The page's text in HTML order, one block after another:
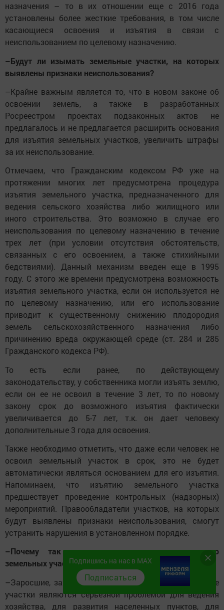
назначения – то в их отношении еще с 2016 года
установлены более жесткие требования, в том числе
касающиеся освоения и изъятия в связи с
неиспользованием по целевому назначению.
–Будут ли изымать земельные участки, на которых
выявлены признаки неиспользования?
–Крайне важным является то, что в новом законе об
освоении земель, а также в разработанных
Росреестром проектах подзаконных актов не
предлагалось и не предлагается расширить основания
для изъятия земельных участков, увеличить штрафы
за их неиспользование.
Отмечаем, что Гражданским кодексом РФ уже на
протяжении многих лет предусмотрена процедура
изъятия земельного участка, предназначенного для
ведения сельского хозяйства либо жилищного или
иного строительства. Это возможно в случае его
неиспользования по целевому назначению в течение
трех лет (при условии отсутствия обстоятельств,
связанных с его освоением, а также стихийными
бедствиями). Данный механизм введен еще в 1995
году. С этого же времени предусмотрена возможность
изъятия земельного участка, если он используется не
по целевому назначению, или его использование
приводит к существенному снижению плодородия
земель сельскохозяйственного назначения либо
причинению вреда окружающей среде (ст. 284 и 285
Гражданского кодекса РФ).
То есть если ранее, по действующему
законодательству, у собственника могли изъять землю,
если он ее не освоил в течение 3 лет, то по новому
закону срок до возможного изъятия фактически
увеличивается до 5-7 лет, т.к. он дает человеку
дополнительные 3 года для освоения.
Также необходимо отметить, что даже если человек не
освоил земельный участок в срок, это не будет
автоматически являться основанием для его изъятия.
Напоминаем, что изъятию земельного участка
предшествует проведение контрольных (надзорных)
мероприятий. Правообладатели участков, на которых
будут выявлены признаки неиспользования, смогут
устранить нарушения в установленном порядке.
–Почему так важны мероприятия по освоению
земельных участков?
–Заросшие, захламленные и загрязненные земельные
участки являются серьезной проблемой для ведения
хозяйства, для развития населенных пунктов, для
Подпишись на нас в MAX
Подписаться